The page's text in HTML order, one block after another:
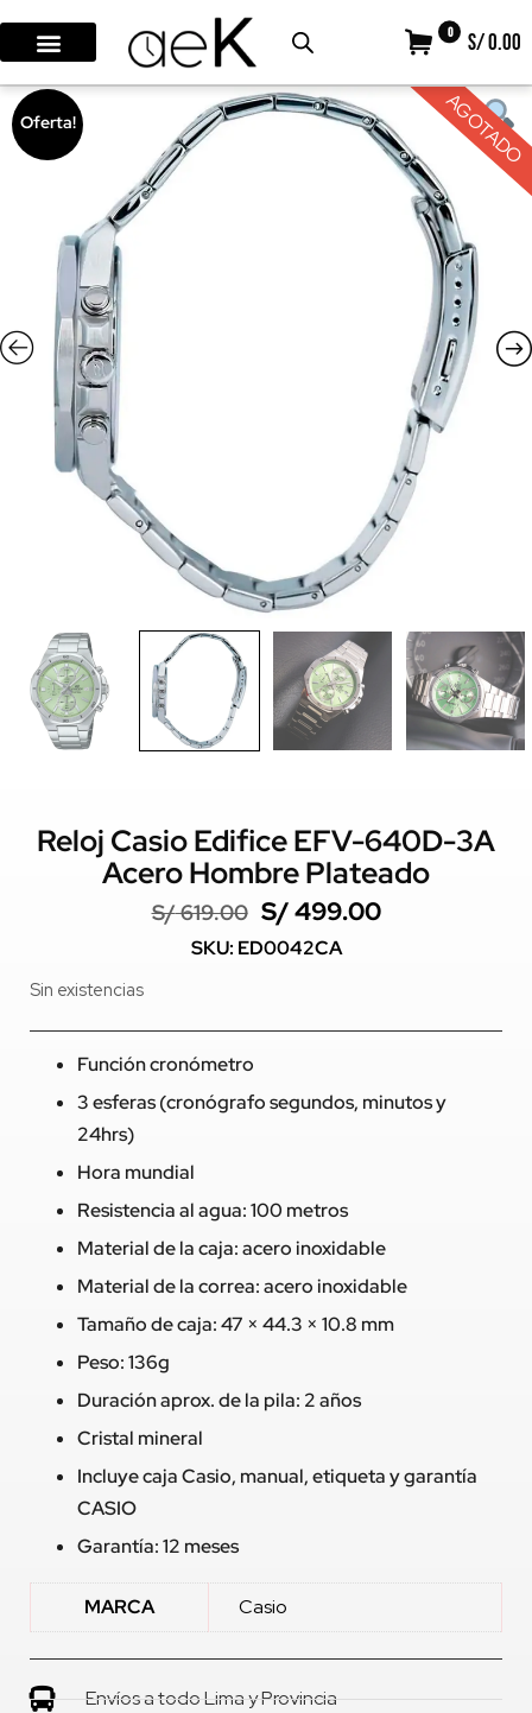
0 S/ 0.00
Oferta! AGOTADO
Reloj Casio Edifice EFV-640D-3A
Acero Hombre Plateado
S/619.00 S/499.00
SKU: ED0042CA
Sin existencias
Función cronómetro
3 esferas (cronógrafo segundos, minutos y
24hrs)
Hora mundial
Resistencia al agua: 100 metros
Material de la caja: acero inoxidable
Material de la correa: acero inoxidable
Tamaño de caja: 47 × 44.3 × 10.8 mm
Peso: 136g
Duración aprox. de la pila: 2 años
Cristal mineral
Incluye caja Casio, manual, etiqueta y garantía
CASIO
Garantía: 12 meses
MARCA Casio
Envíos a todo Lima y Provincia